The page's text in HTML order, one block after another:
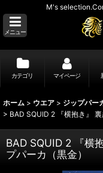
M's
メニュー
カテゴリ マイページ
ホーム > ウエア > ジップパー
> BAD SQUID 2 『横抱き』
BAD SQUID 2 『横
プパーカ（黒金）